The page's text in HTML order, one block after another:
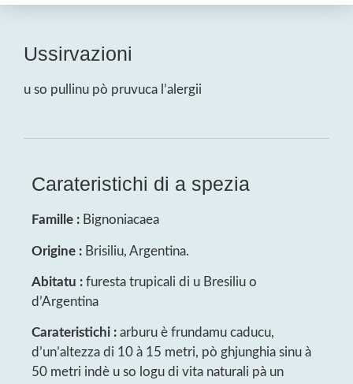
Ussirvazioni
u so pullinu pò pruvuca l’alergii
Carateristichi di a spezia
Famille : Bignoniacaea
Origine : Brisiliu, Argentina.
Abitatu : furesta trupicali di u Bresiliu o
d’Argentina
Carateristichi : arburu è frundamu caducu,
d’un’altezza di 10 à 15 metri, pò ghjunghia sinu à
50 metri indè u so logu di vita naturali pà un